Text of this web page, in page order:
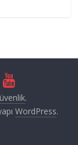
.
WordPress.